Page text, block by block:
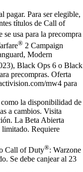
pagar. Para ser elegible,
títulos de Call of
se usa para la precompra
® 2 Campaign
Modern
Black Ops 6 o Black
precompras. Oferta
mw4 para
la disponibilidad de
a cambios. Visita
La Beta Abierta
Requiere
Call of Duty®: Warzone
Se debe canjear al 23